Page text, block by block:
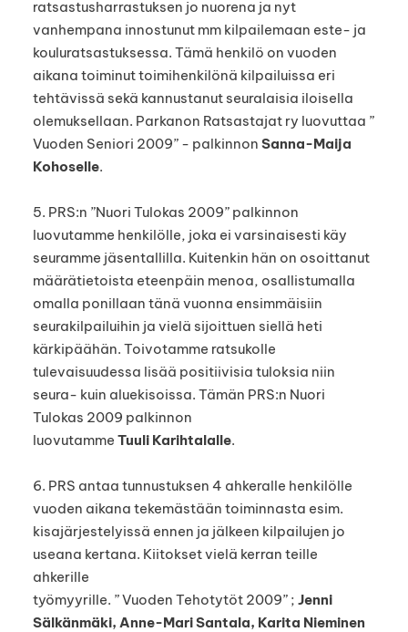
ratsastusharrastuksen jo nuorena ja nyt
vanhempana innostunut mm kilpailemaan este- ja
kouluratsastuksessa. Tämä henkilö on vuoden
aikana toiminut toimihenkilönä kilpailuissa eri
tehtävissä sekä kannustanut seuralaisia iloisella
olemuksellaan. Parkanon Ratsastajat ry luovuttaa ”
Vuoden Seniori 2009” - palkinnon Sanna-Maija
Kohoselle.
5. PRS:n ”Nuori Tulokas 2009” palkinnon
luovutamme henkilölle, joka ei varsinaisesti käy
seuramme jäsentallilla. Kuitenkin hän on osoittanut
määrätietoista eteenpäin menoa, osallistumalla
omalla ponillaan tänä vuonna ensimmäisiin
seurakilpailuihin ja vielä sijoittuen siellä heti
kärkipäähän. Toivotamme ratsukolle
tulevaisuudessa lisää positiivisia tuloksia niin
seura- kuin aluekisoissa. Tämän PRS:n Nuori
Tulokas 2009 palkinnon
luovutamme Tuuli Karihtalalle.
6. PRS antaa tunnustuksen 4 ahkeralle henkilölle
vuoden aikana tekemästään toiminnasta esim.
kisajärjestelyissä ennen ja jälkeen kilpailujen jo
useana kertana. Kiitokset vielä kerran teille
ahkerille
työmyyrille. ” Vuoden Tehotytöt 2009” ; Jenni
Sälkänmäki, Anne-Mari Santala, Karita Nieminen